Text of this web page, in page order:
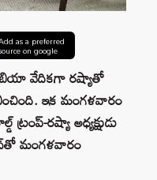
as a preferred
on google
వేదికగా రష్యాతో
ఇక మంగళవారం
రష్యా అధ్యక్షుడు
మంగళవారం